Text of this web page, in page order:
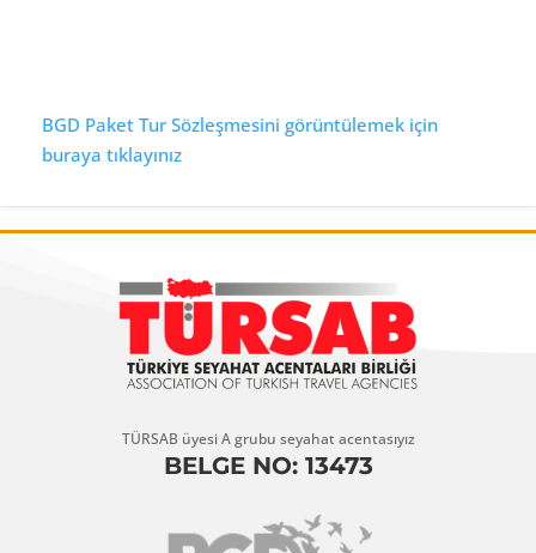
BGD Paket Tur Sözleşmesini görüntülemek için
buraya tıklayınız
TÜRSAB üyesi A grubu seyahat acentasıyız
BELGE NO: 13473